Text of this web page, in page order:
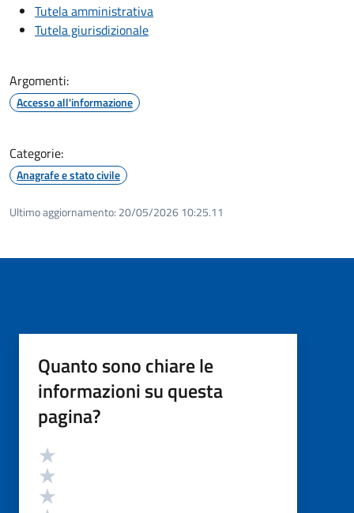
Tutela amministrativa
Tutela giurisdizionale
Argomenti:
Accesso all'informazione
Categorie:
Anagrafe e stato civile
Ultimo aggiornamento: 20/05/2026 10:25.11
Quanto sono chiare le
informazioni su questa
pagina?
Valutazione